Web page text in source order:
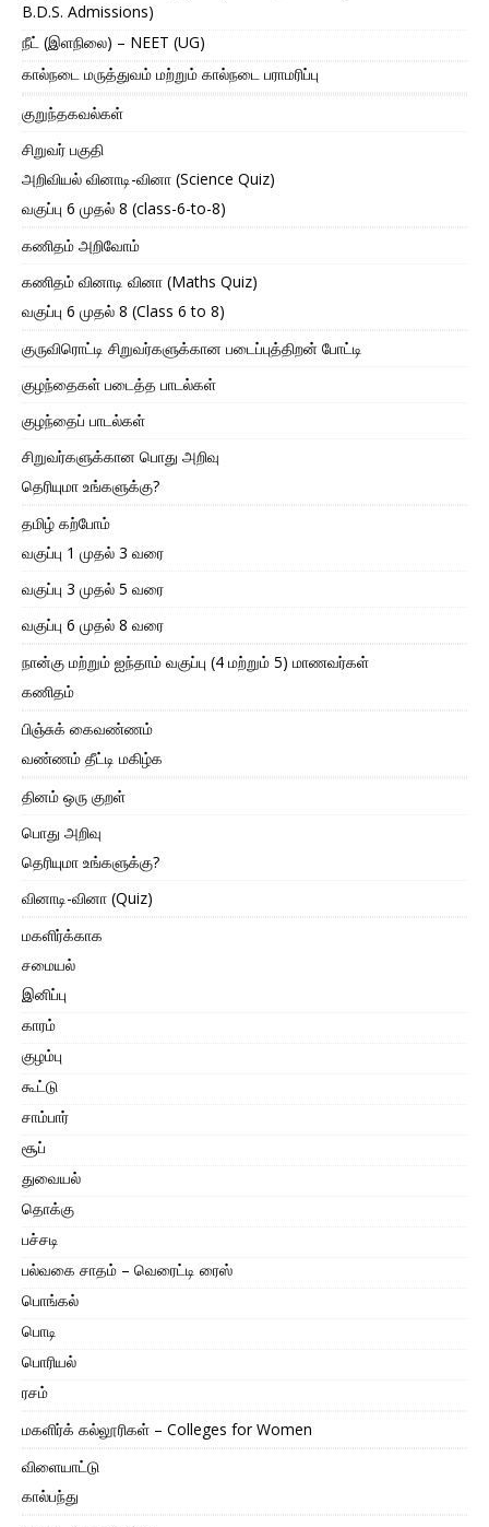
B.D.S. Admissions)
நீட் (இளநிலை) – NEET (UG)
கால்நடை மருத்துவம் மற்றும் கால்நடை பராமரிப்பு
குறுந்தகவல்கள்
சிறுவர் பகுதி
அறிவியல் வினாடி-வினா (Science Quiz)
வகுப்பு 6 முதல் 8 (class-6-to-8)
கணிதம் அறிவோம்
கணிதம் வினாடி வினா (Maths Quiz)
வகுப்பு 6 முதல் 8 (Class 6 to 8)
குருவிரொட்டி சிறுவர்களுக்கான படைப்புத்திறன் போட்டி
குழந்தைகள் படைத்த பாடல்கள்
குழந்தைப் பாடல்கள்
சிறுவர்களுக்கான பொது அறிவு
தெரியுமா உங்களுக்கு?
தமிழ் கற்போம்
வகுப்பு 1 முதல் 3 வரை
வகுப்பு 3 முதல் 5 வரை
வகுப்பு 6 முதல் 8 வரை
நான்கு மற்றும் ஐந்தாம் வகுப்பு (4 மற்றும் 5) மாணவர்கள்
கணிதம்
பிஞ்சுக் கைவண்ணம்
வண்ணம் தீட்டி மகிழ்க
தினம் ஒரு குறள்
பொது அறிவு
தெரியுமா உங்களுக்கு?
வினாடி-வினா (Quiz)
மகளிர்க்காக
சமையல்
இனிப்பு
காரம்
குழம்பு
கூட்டு
சாம்பார்
சூப்
துவையல்
தொக்கு
பச்சடி
பல்வகை சாதம் – வெரைட்டி ரைஸ்
பொங்கல்
பொடி
பொரியல்
ரசம்
மகளிர்க் கல்லூரிகள் – Colleges for Women
விளையாட்டு
கால்பந்து